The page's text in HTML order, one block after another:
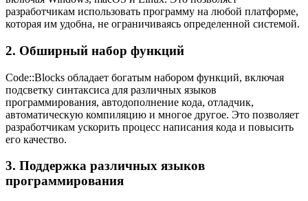
разработчикам использовать программу на любой платформе,
которая им удобна, не ограничиваясь определенной системой.
2. Обширный набор функций
Code::Blocks обладает богатым набором функций, включая
подсветку синтаксиса для различных языков
программирования, автодополнение кода, отладчик,
автоматическую компиляцию и многое другое. Это позволяет
разработчикам ускорить процесс написания кода и повысить
его качество.
3. Поддержка различных языков
программирования